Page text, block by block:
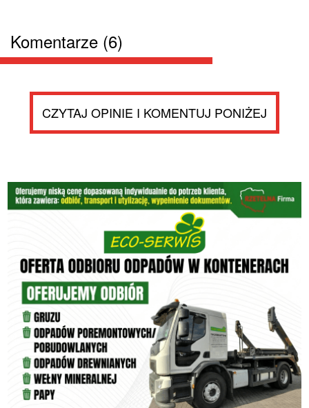
Komentarze (6)
CZYTAJ OPINIE I KOMENTUJ PONIŻEJ